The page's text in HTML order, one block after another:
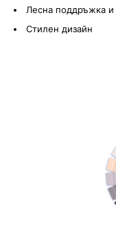
Лесна поддръжка и
Стилен дизайн